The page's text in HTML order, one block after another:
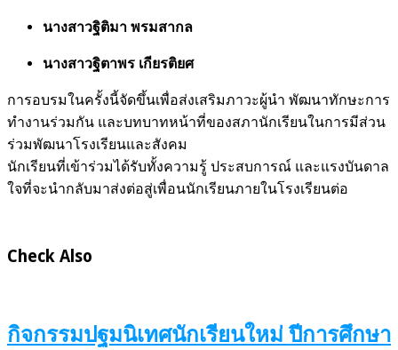
นางสาวฐิติมา พรมสากล
นางสาวฐิตาพร เกียรติยศ
การอบรมในครั้งนี้จัดขึ้นเพื่อส่งเสริมภาวะผู้นำ พัฒนาทักษะการ
ทำงานร่วมกัน และบทบาทหน้าที่ของสภานักเรียนในการมีส่วน
ร่วมพัฒนาโรงเรียนและสังคม
นักเรียนที่เข้าร่วมได้รับทั้งความรู้ ประสบการณ์ และแรงบันดาล
ใจที่จะนำกลับมาส่งต่อสู่เพื่อนนักเรียนภายในโรงเรียนต่อ
Check Also
กิจกรรมปฐมนิเทศนักเรียนใหม่ ปีการศึกษา